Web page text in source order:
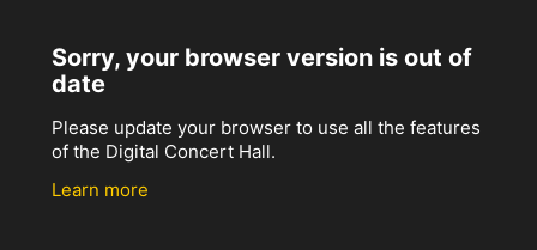
Sorry, your browser version is out of
date
Please update your browser to use all the features
of the Digital Concert Hall.
Learn more